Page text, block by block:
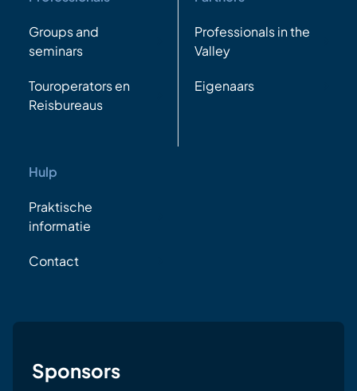
Groups and
seminars
Touroperators en
Reisbureaus
Professionals in the
Valley
Eigenaars
Hulp
Praktische
informatie
Contact
Sponsors